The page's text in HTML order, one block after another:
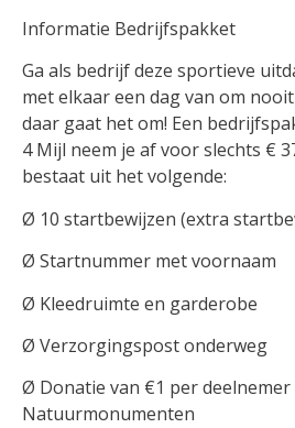
Informatie Bedrijfspakket
Ga als bedrijf deze sportieve
met elkaar een dag van om
daar gaat het om! Een
4 Mijl neem je af voor slechts €
bestaat uit het volgende:
Ø 10 startbewijzen (extra
Ø Startnummer met voornaam
Ø Kleedruimte en garderobe
Ø Verzorgingspost onderweg
Ø Donatie van €1 per deelnemer
Natuurmonumenten